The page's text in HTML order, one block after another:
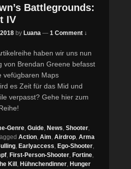
Battlegrounds:
IV
by Luana — 1 Comment ↓
haben wir uns nun
von Brendan Greene befasst
vefügbaren Maps
es Zeit für das Mid und
verpasst? Gehe hier zum
Genre, Guide, News, Shooter,
Action, Aim, Airdrop, Arma
, Earlyaccess, Ego-Shooter,
, First-Person-Shooter, Fortine,
Kill , Hühnchendinner, Hunger